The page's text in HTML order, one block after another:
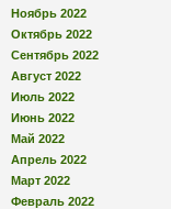
Ноябрь 2022
Октябрь 2022
Сентябрь 2022
Август 2022
Июль 2022
Июнь 2022
Май 2022
Апрель 2022
Март 2022
Февраль 2022